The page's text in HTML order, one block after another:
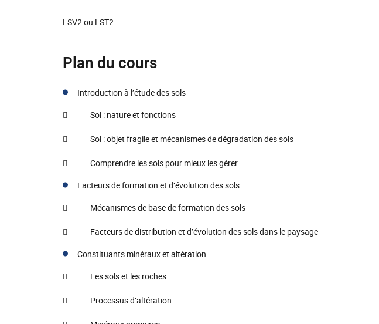
LSV2 ou LST2
Plan du cours
Introduction à l’étude des sols
 Sol : nature et fonctions
 Sol : objet fragile et mécanismes de dégradation des sols
 Comprendre les sols pour mieux les gérer
Facteurs de formation et d’évolution des sols
 Mécanismes de base de formation des sols
 Facteurs de distribution et d’évolution des sols dans le paysage
Constituants minéraux et altération
 Les sols et les roches
 Processus d’altération